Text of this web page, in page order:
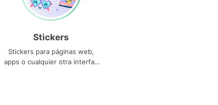
Stickers
Stickers para páginas web,
apps o cualquier otra interfaz